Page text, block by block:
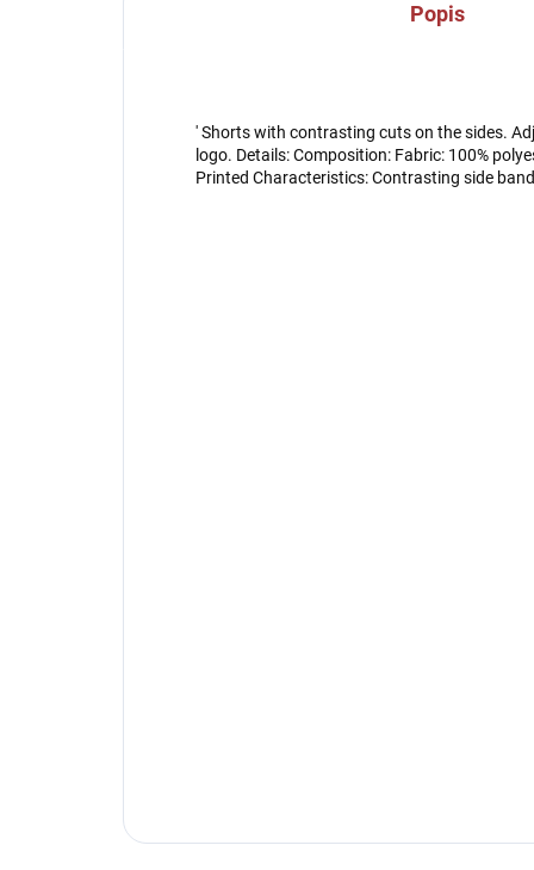
Popis
' Shorts with contrasting cuts on the sides.
logo. Details: Composition: Fabric: 100%
Printed Characteristics: Contrasting side